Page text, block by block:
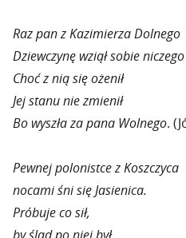
Raz pan z Kazimierza Dolnego
Dziewczynę wziął sobie niczego
Choć z nią się ożenił
Jej stanu nie zmienił
Bo wyszła za pana Wolnego.
Pewnej polonistce z Koszczyca
nocami śni się Jasienica.
Próbuje co sił,